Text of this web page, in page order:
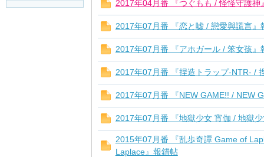
2017年04月番 『つぐもも / 怪怪守護神
2017年07月番 『恋と嘘 / 戀愛與謊言』
2017年07月番 『アホガール / 笨女孩』
2017年07月番 『捏造トラップ-NTR- /
2017年07月番 『NEW GAME!! / NEW
2017年07月番 『地獄少女 宵伽 / 地獄
2015年07月番 『乱歩奇譚 Game of
Laplace』報錯帖